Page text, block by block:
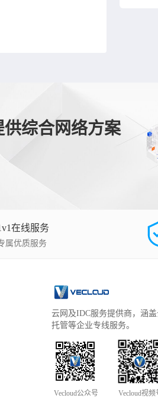
综合网络方案
在线服务
属优质服务
云网及IDC服务提供商，涵
托管等企业专线服务。
Vecloud公众号 Vecloud视频